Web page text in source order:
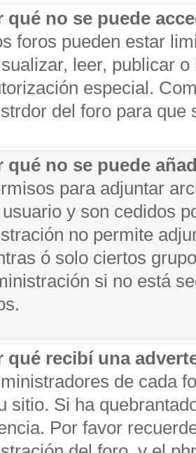
qué no se puede
foros pueden estar
leer, publicar
especial.
del foro para que
qué no se puede
para adjuntar
y son cedidos
no permite
ó solo ciertos
si no está
qué recibí una
de cada
sitio. Si ha
Por favor